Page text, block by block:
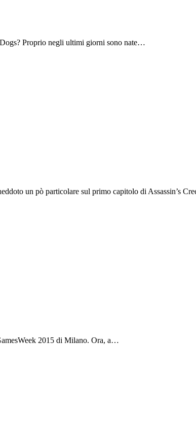
Proprio negli ultimi giorni sono nate…
un pò particolare sul primo capitolo di Assassin’s
2015 di Milano. Ora, a…